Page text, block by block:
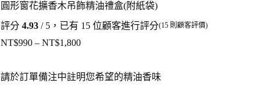
圓形窗花擴香木吊飾精油禮盒(附紙袋)
評分 4.93/ 5，已有 15位顧客進行評分(15則顧客評價)
NT$990 – NT$1,800價
範
請於訂單備注中註明您希望的精油香味